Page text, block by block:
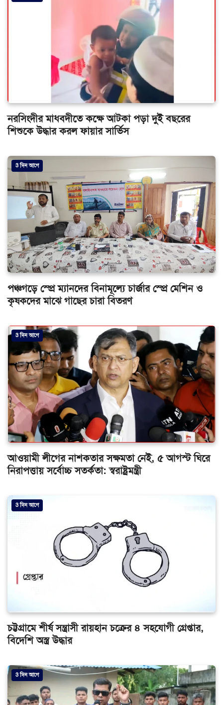
নরসিংদীর মাধবদীতে কক্ষে আটকা পড়া দুই বছরের
শিশুকে উদ্ধার করল ফায়ার সার্ভিস
3 দিন আগে
পঞ্চগড়ে স্প্রে ম্যানদের বিনামূল্যে চার্জার স্প্রে মেশিন ও
কৃষকদের মাঝে গাছের চারা বিতরণ
3 দিন আগে
আওয়ামী লীগের নাশকতার সক্ষমতা নেই, ৫ আগস্ট ঘিরে
নিরাপত্তায় সর্বোচ্চ সতর্কতা: স্বরাষ্ট্রমন্ত্রী
3 দিন আগে
চট্টগ্রামে শীর্ষ সন্ত্রাসী রায়হান চক্রের ৪ সহযোগী গ্রেপ্তার,
বিদেশি অস্ত্র উদ্ধার
3 দিন আগে